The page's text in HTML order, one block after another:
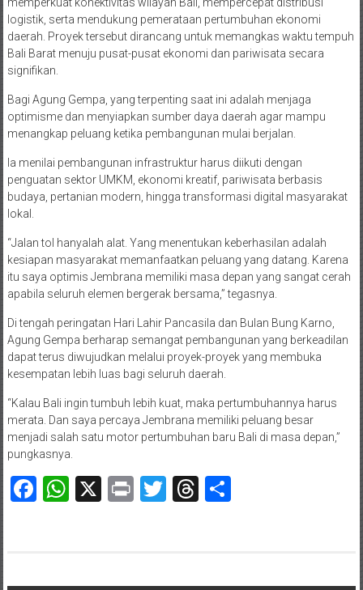
memperkuat konektivitas wilayah Bali, mempercepat distribusi
logistik, serta mendukung pemerataan pertumbuhan ekonomi
daerah. Proyek tersebut dirancang untuk memangkas waktu tempuh
Bali Barat menuju pusat-pusat ekonomi dan pariwisata secara
signifikan.
Bagi Agung Gempa, yang terpenting saat ini adalah menjaga
optimisme dan menyiapkan sumber daya daerah agar mampu
menangkap peluang ketika pembangunan mulai berjalan.
Ia menilai pembangunan infrastruktur harus diikuti dengan
penguatan sektor UMKM, ekonomi kreatif, pariwisata berbasis
budaya, pertanian modern, hingga transformasi digital masyarakat
lokal.
“Jalan tol hanyalah alat. Yang menentukan keberhasilan adalah
kesiapan masyarakat memanfaatkan peluang yang datang. Karena
itu saya optimis Jembrana memiliki masa depan yang sangat cerah
apabila seluruh elemen bergerak bersama,” tegasnya.
Di tengah peringatan Hari Lahir Pancasila dan Bulan Bung Karno,
Agung Gempa berharap semangat pembangunan yang berkeadilan
dapat terus diwujudkan melalui proyek-proyek yang membuka
kesempatan lebih luas bagi seluruh daerah.
“Kalau Bali ingin tumbuh lebih kuat, maka pertumbuhannya harus
merata. Dan saya percaya Jembrana memiliki peluang besar
menjadi salah satu motor pertumbuhan baru Bali di masa depan,”
pungkasnya.
Facebook
WhatsApp
X PrintTwitterThreads